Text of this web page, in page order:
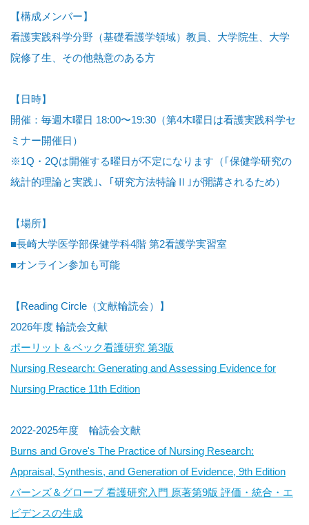
【構成メンバー】
看護実践科学分野（基礎看護学領域）教員、大学院生、大学
院修了生、その他熱意のある方
【日時】
開催：毎週木曜日 18:00〜19:30（第4木曜日は看護実践科学セ
ミナー開催日）
※1Q・2Qは開催する曜日が不定になります（｢保健学研究の
統計的理論と実践｣、｢研究方法特論Ⅱ｣が開講されるため）
【場所】
■長崎大学医学部保健学科4階 第2看護学実習室
■オンライン参加も可能
【Reading Circle（文献輪読会）】
2026年度 輪読会文献
ポーリット＆ベック看護研究 第3版
Nursing Research: Generating and Assessing Evidence for
Nursing Practice 11th Edition
2022-2025年度 輪読会文献
Burns and Grove's The Practice of Nursing Research:
Appraisal, Synthesis, and Generation of Evidence, 9th Edition
バーンズ＆グローブ 看護研究入門 原著第9版 評価・統合・エ
ビデンスの生成